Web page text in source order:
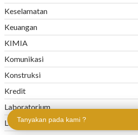
Keselamatan
Keuangan
KIMIA
Komunikasi
Konstruksi
Kredit
Laboratorium
Law Tanyakan pada kami ?